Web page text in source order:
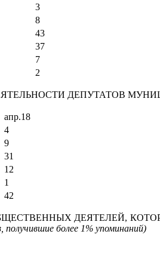
3
8
43
37
7
2
ДЕПУТАТОВ
апр.18
4
9
31
12
1
42
ДЕЯТЕЛЕЙ,
более 1% упоминаний)